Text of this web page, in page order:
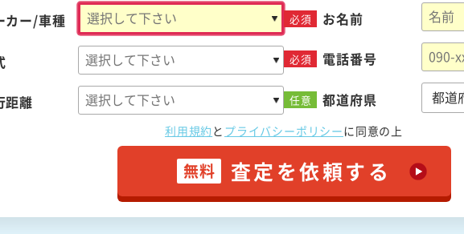
カー/車種
距離
必須 お名前
必須 電話番号
任意 都道府県
利用規約 と プライバシーポリシーに同意の上
無料 査定を依頼する